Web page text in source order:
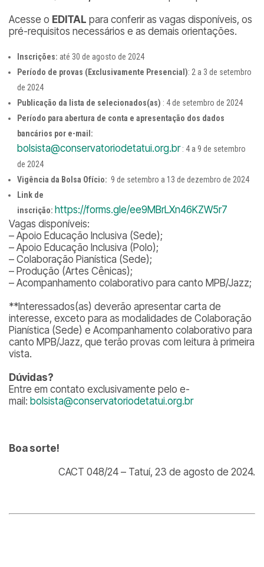
Acesse o EDITAL para conferir as vagas disponíveis, os
pré-requisitos necessários e as demais orientações.
Inscrições: até 30 de agosto de 2024
Período de provas (Exclusivamente Presencial): 2 a 3 de setembro
de 2024
Publicação da lista de selecionados(as) : 4 de setembro de 2024
Período para abertura de conta e apresentação dos dados
bancários por e-mail:
bolsista@conservatoriodetatui.org.br: 4 a 9 de setembro
de 2024
Vigência da Bolsa Ofício: 9 de setembro a 13 de dezembro de 2024
Link de
inscrição: https://forms.gle/ee9MBrLXn46KZW5r7
Vagas disponíveis:
– Apoio Educação Inclusiva (Sede);
– Apoio Educação Inclusiva (Polo);
– Colaboração Pianística (Sede);
– Produção (Artes Cênicas);
– Acompanhamento colaborativo para canto MPB/Jazz;
**Interessados(as) deverão apresentar carta de
interesse, exceto para as modalidades de Colaboração
Pianística (Sede) e Acompanhamento colaborativo para
canto MPB/Jazz, que terão provas com leitura à primeira
vista.
Dúvidas?
Entre em contato exclusivamente pelo e-
mail: bolsista@conservatoriodetatui.org.br
Boa sorte!
CACT 048/24 – Tatuí, 23 de agosto de 2024.